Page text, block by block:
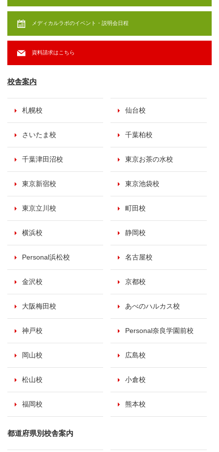
メディカルラボのイベント・説明会日程
資料請求はこちら
校舎案内
札幌校 仙台校
さいたま校 千葉柏校
千葉津田沼校 東京お茶の水校
東京新宿校 東京池袋校
東京立川校 町田校
横浜校 静岡校
Personal浜松校 名古屋校
金沢校 京都校
大阪梅田校 あべのハルカス校
神戸校 Personal奈良学園前校
岡山校 広島校
松山校 小倉校
福岡校 熊本校
都道府県別校舎案内